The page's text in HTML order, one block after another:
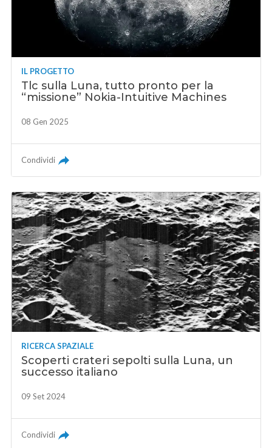
IL PROGETTO
Tlc sulla Luna, tutto pronto per la
“missione” Nokia-Intuitive Machines
08 Gen 2025
Condividi
RICERCA SPAZIALE
Scoperti crateri sepolti sulla Luna, un
successo italiano
09 Set 2024
Condividi